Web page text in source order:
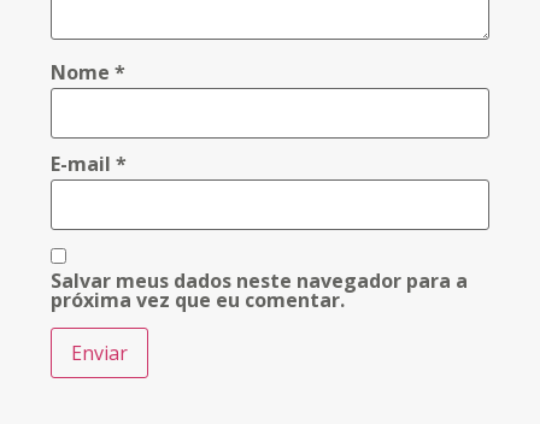
Nome*
E-mail*
Salvar meus dados neste navegador para a
próxima vez que eu comentar.